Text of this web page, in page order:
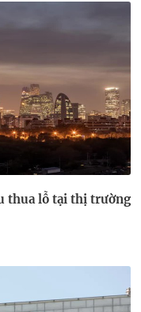
thua lỗ tại thị trường